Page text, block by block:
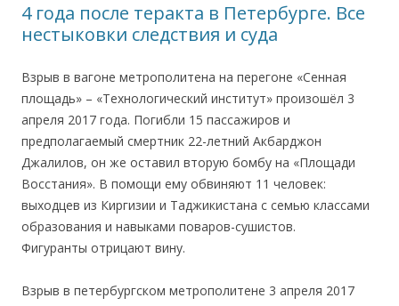
4 года после теракта в Петербурге. Все
нестыковки следствия и суда
Взрыв в вагоне метрополитена на перегоне «Сенная
площадь» – «Технологический институт» произошёл 3
апреля 2017 года. Погибли 15 пассажиров и
предполагаемый смертник 22-летний Акбарджон
Джалилов, он же оставил вторую бомбу на «Площади
Восстания». В помощи ему обвиняют 11 человек:
выходцев из Киргизии и Таджикистана с семью классами
образования и навыками поваров-сушистов.
Фигуранты отрицают вину.
Взрыв в петербургском метрополитене 3 апреля 2017